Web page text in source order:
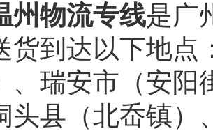
州物流专线是广
货到达以下地点
、瑞安市（安阳
头县（北岙镇）